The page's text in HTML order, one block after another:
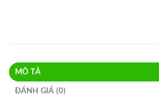
MÔ TẢ
ĐÁNH GIÁ (0)